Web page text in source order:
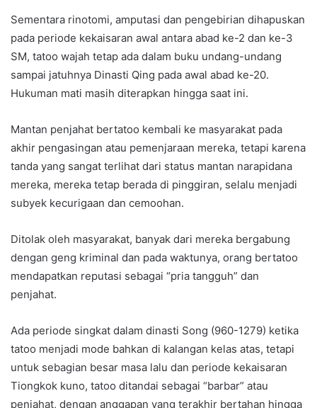
Sementara rinotomi, amputasi dan pengebirian dihapuskan
pada periode kekaisaran awal antara abad ke-2 dan ke-3
SM, tatoo wajah tetap ada dalam buku undang-undang
sampai jatuhnya Dinasti Qing pada awal abad ke-20.
Hukuman mati masih diterapkan hingga saat ini.
Mantan penjahat bertatoo kembali ke masyarakat pada
akhir pengasingan atau pemenjaraan mereka, tetapi karena
tanda yang sangat terlihat dari status mantan narapidana
mereka, mereka tetap berada di pinggiran, selalu menjadi
subyek kecurigaan dan cemoohan.
Ditolak oleh masyarakat, banyak dari mereka bergabung
dengan geng kriminal dan pada waktunya, orang bertatoo
mendapatkan reputasi sebagai “pria tangguh” dan
penjahat.
Ada periode singkat dalam dinasti Song (960-1279) ketika
tatoo menjadi mode bahkan di kalangan kelas atas, tetapi
untuk sebagian besar masa lalu dan periode kekaisaran
Tiongkok kuno, tatoo ditandai sebagai “barbar” atau
penjahat, dengan anggapan yang terakhir bertahan hingga